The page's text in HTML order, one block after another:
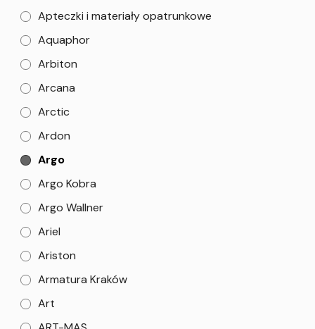
Apteczki i materiały opatrunkowe
Aquaphor
Arbiton
Arcana
Arctic
Ardon
Argo
Argo Kobra
Argo Wallner
Ariel
Ariston
Armatura Kraków
Art